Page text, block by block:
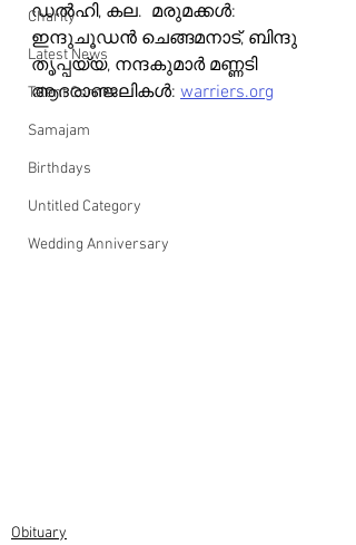
Charity
Latest News
Talent Corner
Samajam
Birthdays
Untitled Category
Wedding Anniversary
ഡൽഹി, കല.  മരുമക്കൾ:
ഇന്ദുചൂഡൻ ചെങ്ങമനാട്, ബിന്ദു
തൃപ്പയ്യ, നന്ദകുമാർ മണ്ണടി
ആദരാഞ്ജലികൾ: warriers.org
Obituary